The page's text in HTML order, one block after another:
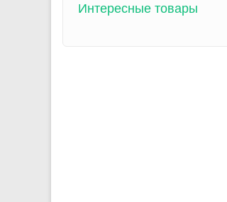
Интересные товары